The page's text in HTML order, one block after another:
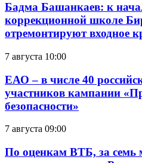
Бадма Башанкаев: к
коррекционной школе
отремонтируют входное
7 августа 10:00
ЕАО – в числе 40
участников кампании
безопасности»
7 августа 09:00
По оценкам ВТБ, за семь